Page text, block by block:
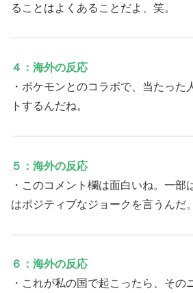
ることはよくあることだよ、笑。
４：海外の反応
・ポケモンとのコラボで、当たった
トするんだね。
５：海外の反応
・このコメント欄は面白いね。一部
はポジティブなジョークを言うんだ。
６：海外の反応
・これが私の国で起こったら、その